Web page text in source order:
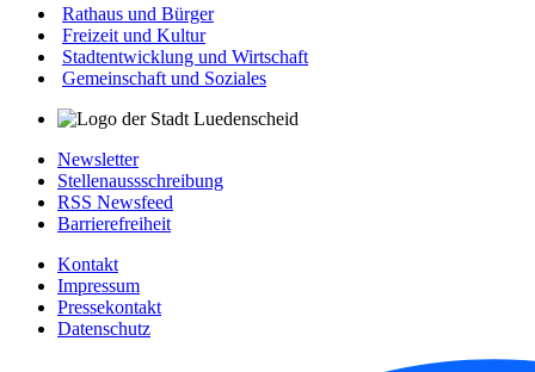
Rathaus und Bürger
Freizeit und Kultur
Stadtentwicklung und Wirtschaft
Gemeinschaft und Soziales
Newsletter
Stellenaussschreibung
RSS Newsfeed
Barrierefreiheit
Kontakt
Impressum
Pressekontakt
Datenschutz